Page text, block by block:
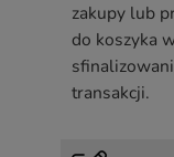
zakupy lub
do koszyka
transakcji.